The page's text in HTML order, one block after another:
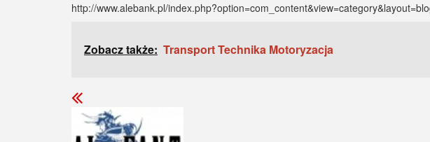
http://www.alebank.pl/
Zobacz także: Transport Technika Motoryzacja